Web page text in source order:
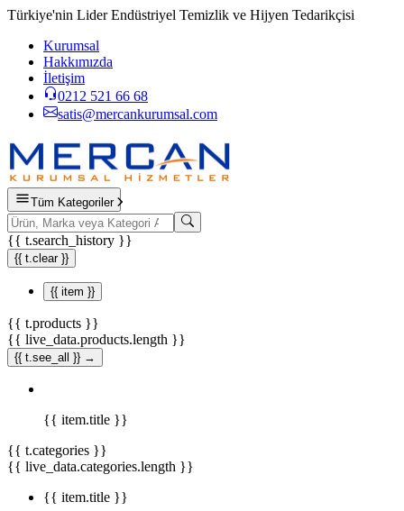
Türkiye'nin Lider Endüstriyel Temizlik ve Hijyen Tedarikçisi
Kurumsal
Hakkımızda
İletişim
0212 521 66 68
satis@mercankurumsal.com
Tüm Kategoriler
{{ t.search_history }}
{{ t.clear }}
{{ item }}
{{ t.products }}
{{ live_data.products.length }}
{{ t.see_all }} →
{{ item.title }}
{{ t.categories }}
{{ live_data.categories.length }}
{{ item.title }}